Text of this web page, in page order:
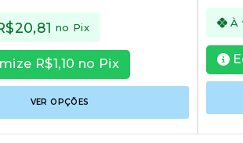
20,81 no Pix
R$1,10 no Pix
VER OPÇÕES
tem
várias
5
À